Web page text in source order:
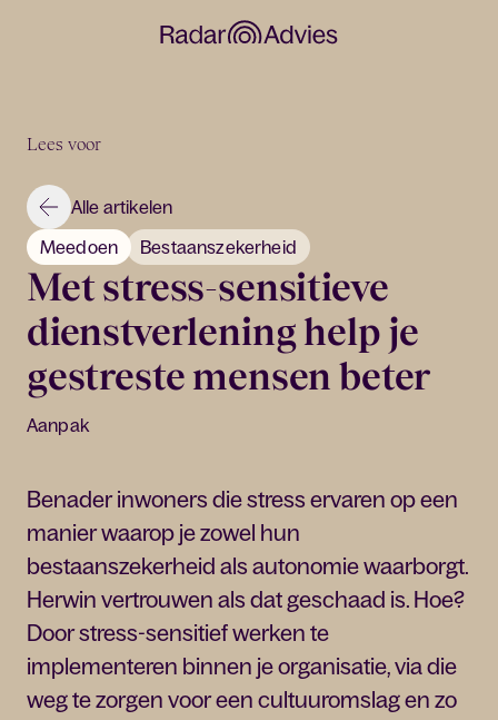
Lees voor
Alle artikelen
Meedoen
Bestaanszekerheid
Met stress-sensitieve
dienstverlening help je
gestreste mensen beter
Aanpak
Benader inwoners die stress ervaren op een
manier waarop je zowel hun
bestaanszekerheid als autonomie waarborgt.
Herwin vertrouwen als dat geschaad is. Hoe?
Door stress-sensitief werken te
implementeren binnen je organisatie, via die
weg te zorgen voor een cultuuromslag en zo